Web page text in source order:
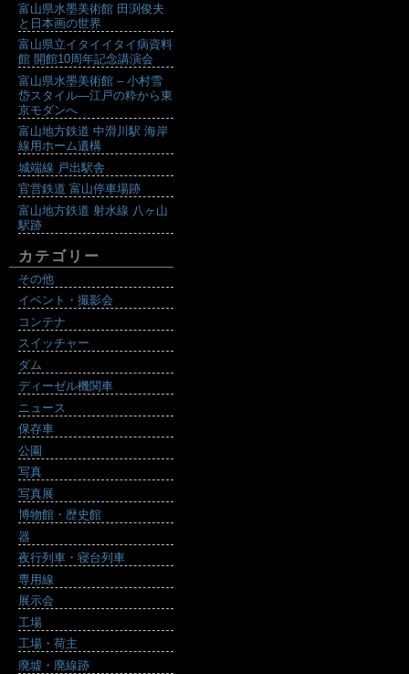
富山県水墨美術館 田渕俊夫
と日本画の世界
富山県立イタイイタイ病資料
館 開館10周年記念講演会
富山県水墨美術館 – 小村雪
岱スタイル―江戸の粋から東
京モダンへ
富山地方鉄道 中滑川駅 海岸
線用ホーム遺構
城端線 戸出駅舎
官営鉄道 富山停車場跡
富山地方鉄道 射水線 八ヶ山
駅跡
カテゴリー
その他
イベント・撮影会
コンテナ
スイッチャー
ダム
ディーゼル機関車
ニュース
保存車
公園
写真
写真展
博物館・歴史館
器
夜行列車・寝台列車
専用線
展示会
工場
工場・荷主
廃墟・廃線跡